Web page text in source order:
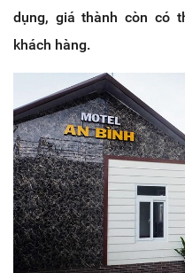
dụng, giá thành còn có
khách hàng.